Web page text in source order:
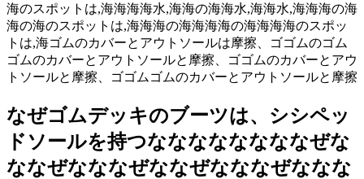
海のスポットは,海海海海水,海海の海海水,海海水,海海海の海
海の海のスポットは,海海海の海海海海の海海海海のスポッ
トは,海ゴムのカバーとアウトソールは摩擦、ゴゴムのゴム
ゴムのカバーとアウトソールと摩擦、ゴゴムのカバーとアウ
トソールと摩擦、ゴゴムゴムのカバーとアウトソールと摩擦
なぜゴムデッキのブーツは、シシペッ
ドソールを持つななななななななぜな
ななぜなななぜななぜなななぜななな